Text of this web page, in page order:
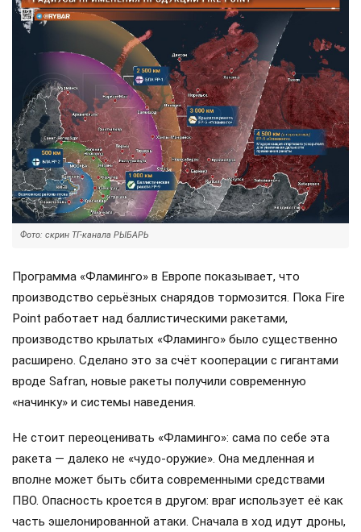
Фото: скрин ТГ-канала РЫБАРЬ
Программа «Фламинго» в Европе показывает, что
производство серьёзных снарядов тормозится. Пока Fire
Point работает над баллистическими ракетами,
производство крылатых «Фламинго» было существенно
расширено. Сделано это за счёт кооперации с гигантами
вроде Safran, новые ракеты получили современную
«начинку» и системы наведения.
Не стоит переоценивать «Фламинго»: сама по себе эта
ракета — далеко не «чудо-оружие». Она медленная и
вполне может быть сбита современными средствами
ПВО. Опасность кроется в другом: враг использует её как
часть эшелонированной атаки. Сначала в ход идут дроны,